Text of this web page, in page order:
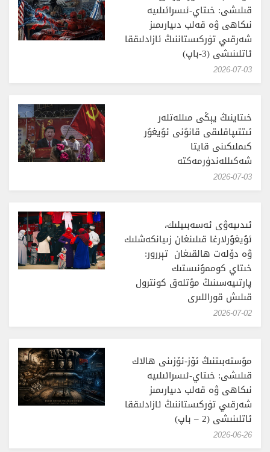
قىلىشى: خىتاي-ئىسرائىلىيە
نىكاھى ۋە قەلب دىيارىمىز
شەرقىي تۈركىستاننىڭ ئازادلىققا
ئاتلىنىشى (3-باپ)
‎2026-07-03
خىتاينىڭ يېڭى مىللەتلەر
ئىتتىپاقلىقى قانۇنى ئۇيغۇر
كىملىكىنى قايتا
شەكىللەندۈرمەكتە
‎2026-07-03
ئىدىيەۋى ئەسەبىيلىك،
ئۇيغۇرلارغا قىلىنغان زىيانكەشلىك
ۋە دۆلەت ھالقىغان تېررور:
خىتاي كوممۇنىستىك
پارتىيەسىنىڭ مۇتلەق كونترول
قىلىش قوراللىرى
‎2026-07-02
مۇستەبىتنىڭ ئۆز-ئۆزىنى ھالاك
قىلىشى: خىتاي-ئىسرائىلىيە
نىكاھى ۋە قەلب دىيارىمىز
شەرقىي تۈركىستاننىڭ ئازادلىققا
ئاتلىنىشى (2 – باپ)
‎2026-06-26